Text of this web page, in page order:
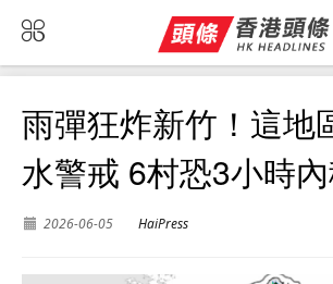
雨彈狂炸新竹！這地
水警戒 6村恐3小時
2026-06-05 HaiPress